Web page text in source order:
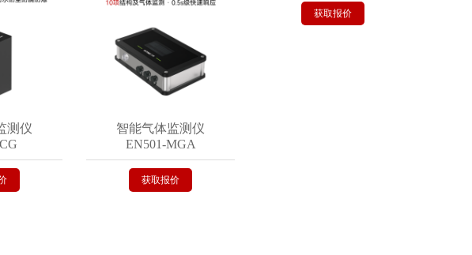
智能气体监测仪
EN501-MGA
获取报价
获取报价